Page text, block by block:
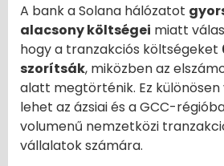
A bank a Solana hálózatot
alacsony költségei miatt
hogy a tranzakciós költségeket
szorítsák, miközben az
alatt megtörténik. Ez
lehet az ázsiai és a GCC-
volumenű nemzetközi
vállalatok számára.